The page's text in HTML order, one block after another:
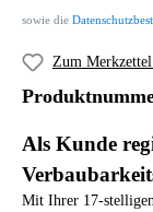
sowie die
Zum
Als Kunde
Mit Ihrer 17-